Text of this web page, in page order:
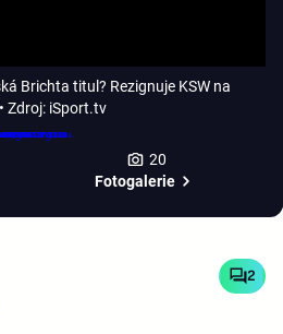
Brichta titul? Rezignuje KSW na
• Zdroj: iSport.tv
20
Fotogalerie
2